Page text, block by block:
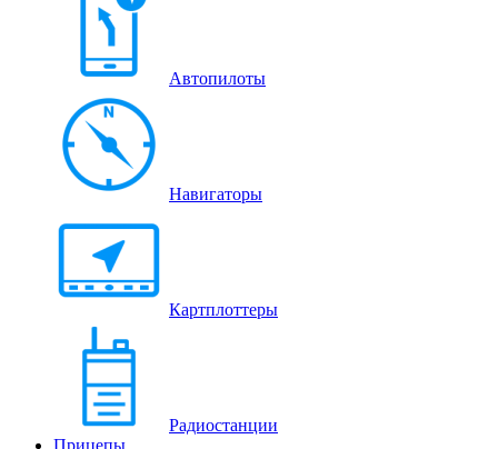
Автопилоты
Навигаторы
Картплоттеры
Радиостанции
Прицепы